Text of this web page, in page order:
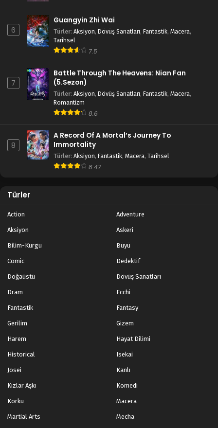
6
Guangyin Zhi Wai
Türler: Aksiyon, Dövüş Sanatları, Fantastik, Macera,
Tarihsel
7.5
7
Battle Through The Heavens: Nian Fan
(5.Sezon)
Türler: Aksiyon, Dövüş Sanatları, Fantastik, Macera,
Romantizm
8.6
8
A Record Of A Mortal’s Journey To
Immortality
Türler: Aksiyon, Fantastik, Macera, Tarihsel
8.47
Türler
Action Adventure
Aksiyon Askeri
Bilim-Kurgu Büyü
Comic Dedektif
Doğaüstü Dövüş Sanatları
Dram Ecchi
Fantastik Fantasy
Gerilim Gizem
Harem Hayat Dilimi
Historical Isekai
Josei Kanlı
Kızlar Aşkı Komedi
Korku Macera
Martial Arts Mecha